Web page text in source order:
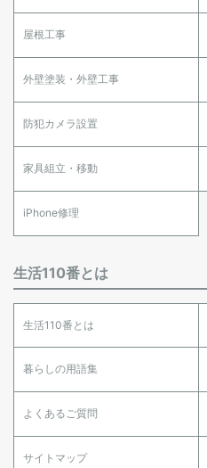
屋根工事
外壁塗装・外壁工事
防犯カメラ設置
家具組立・移動
iPhone修理
生活110番とは
生活110番とは
暮らしの用語集
よくあるご質問
サイトマップ